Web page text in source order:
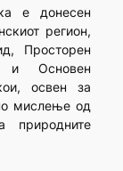
е донесен
регион,
Просторен
и Основен
освен за
мислење од
природните